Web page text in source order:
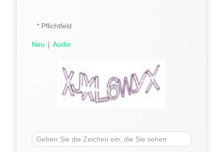
* Pflichtfeld
Neu | Audio